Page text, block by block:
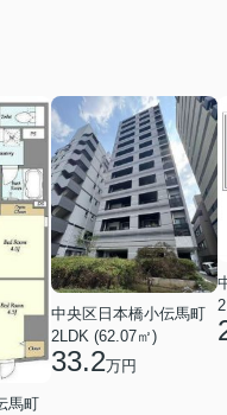
馬町
中央区日本橋小伝馬町
2LDK (62.07㎡)
33.2万円